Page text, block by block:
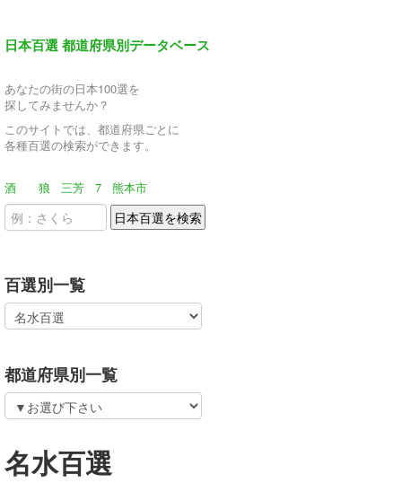
日本百選 都道府県別データベース
あなたの街の日本100選を
探してみませんか？
このサイトでは、都道府県ごとに
各種百選の検索ができます。
酒 狼 三芳 7 熊本市
百選別一覧
都道府県別一覧
名水百選